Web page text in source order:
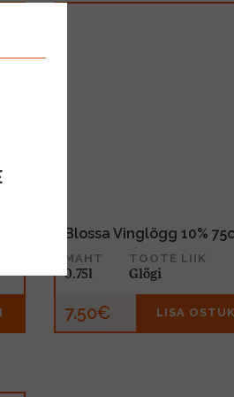
Blossa Vinglögg 10%
MAHT
0.75l
TOOTE LIIK
Glögi
7.50€ LISA